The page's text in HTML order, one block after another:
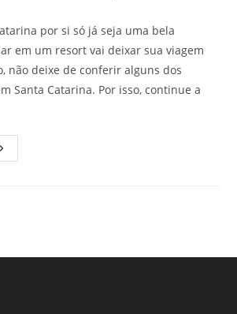
por si só já seja uma bela
em um resort vai deixar sua viagem
não deixe de conferir alguns dos
Santa Catarina. Por isso, continue a